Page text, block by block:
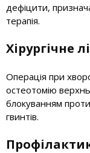
дефіцити,
терапія.
Хірургічне
Операція при
остеотомію
блокуванням
гвинтів.